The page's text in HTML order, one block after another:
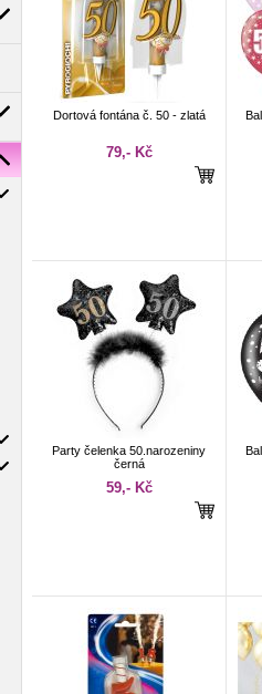
Dortová fontána č. 50 - zlatá
79,- Kč
Party čelenka 50.narozeniny
černá
59,- Kč